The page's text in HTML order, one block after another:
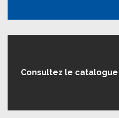
Consultez le